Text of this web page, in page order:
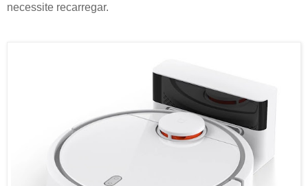
necessite recarregar.